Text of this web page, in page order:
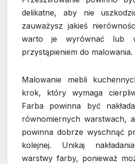
delikatne, aby nie
zauważysz jakieś
warto je wyrównać lub
przystąpieniem do malowania.
Malowanie mebli
krok, który wymaga
Farba powinna być
równomiernych warstwach,
powinna dobrze wyschnąć
kolejnej. Unikaj
warstwy farby, ponieważ